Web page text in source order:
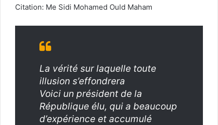
Citation: Me Sidi Mohamed Ould Maham
La vérité sur laquelle toute
illusion s’effondrera
Voici un président de la
République élu, qui a beaucoup
d’expérience et accumulé